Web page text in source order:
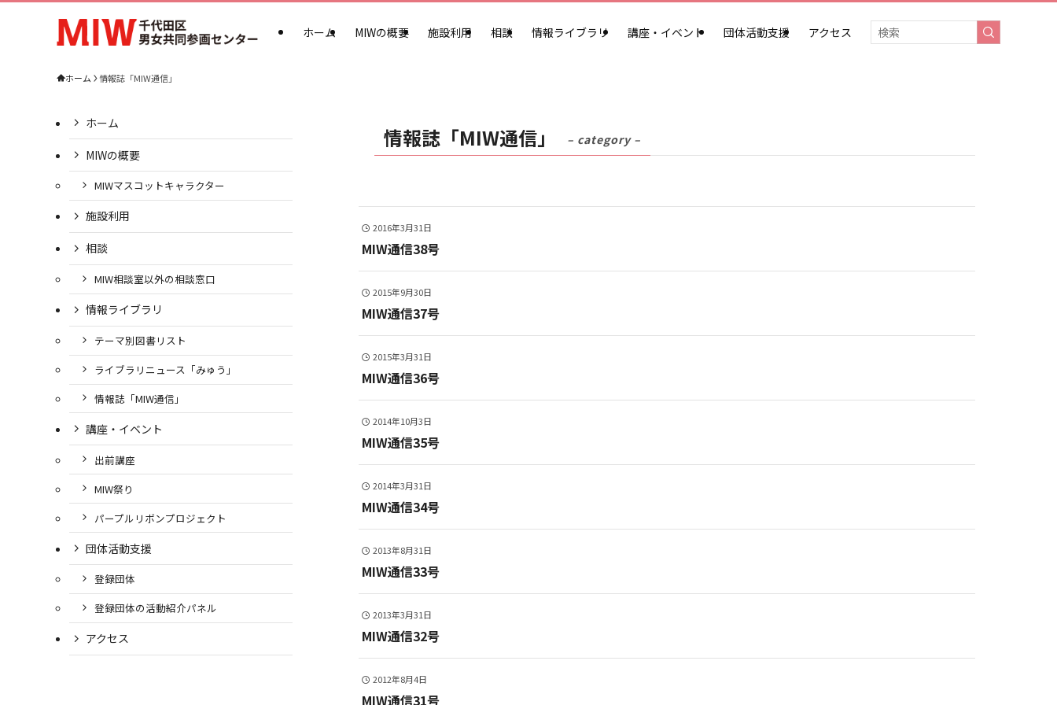
ホーム MIWの概要 施設利用 相談 情報ライブラリ 講座・イベント 団体活動支援 アクセス
ホーム 情報誌「MIW通信」
情報誌「MIW通信」 – category –
2016年3月31日
MIW通信38号
2015年9月30日
MIW通信37号
2015年3月31日
MIW通信36号
2014年10月3日
MIW通信35号
2014年3月31日
MIW通信34号
2013年8月31日
MIW通信33号
2013年3月31日
MIW通信32号
2012年8月4日
MIW通信31号
ホーム
MIWの概要
MIWマスコットキャラクター
施設利用
相談
MIW相談室以外の相談窓口
情報ライブラリ
テーマ別図書リスト
ライブラリニュース「みゅう」
情報誌「MIW通信」
講座・イベント
出前講座
MIW祭り
パープルリボンプロジェクト
団体活動支援
登録団体
登録団体の活動紹介パネル
アクセス